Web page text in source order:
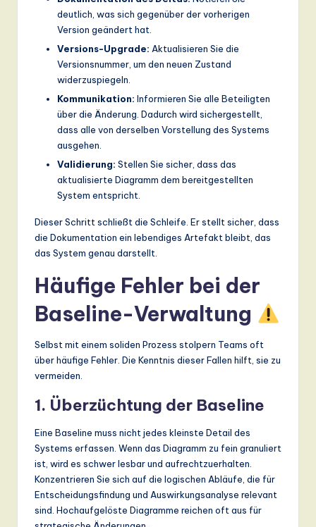
deutlich, was sich gegenüber der vorherigen
Version geändert hat.
Versions-Upgrade: Aktualisieren Sie die
Versionsnummer, um den neuen Zustand
widerzuspiegeln.
Kommunikation: Informieren Sie alle Beteiligten
über die Änderung. Dadurch wird sichergestellt,
dass alle von derselben Vorstellung des Systems
ausgehen.
Validierung: Stellen Sie sicher, dass das
aktualisierte Diagramm dem bereitgestellten
System entspricht.
Dieser Schritt schließt die Schleife. Er stellt sicher, dass
die Dokumentation ein lebendiges Artefakt bleibt, das
das System genau darstellt.
Häufige Fehler bei der
Baseline-Verwaltung
Selbst mit einem soliden Prozess stolpern Teams oft
über häufige Fehler. Die Kenntnis dieser Fallen hilft, sie zu
vermeiden.
1. Überzüchtung der Baseline
Eine Baseline muss nicht jedes kleinste Detail des
Systems erfassen. Wenn das Diagramm zu fein granuliert
ist, wird es schwer lesbar und aufrechtzuerhalten.
Konzentrieren Sie sich auf die logischen Abläufe, die für
Entscheidungsfindung und Auswirkungsanalyse relevant
sind. Hochaufgelöste Diagramme reichen oft aus für